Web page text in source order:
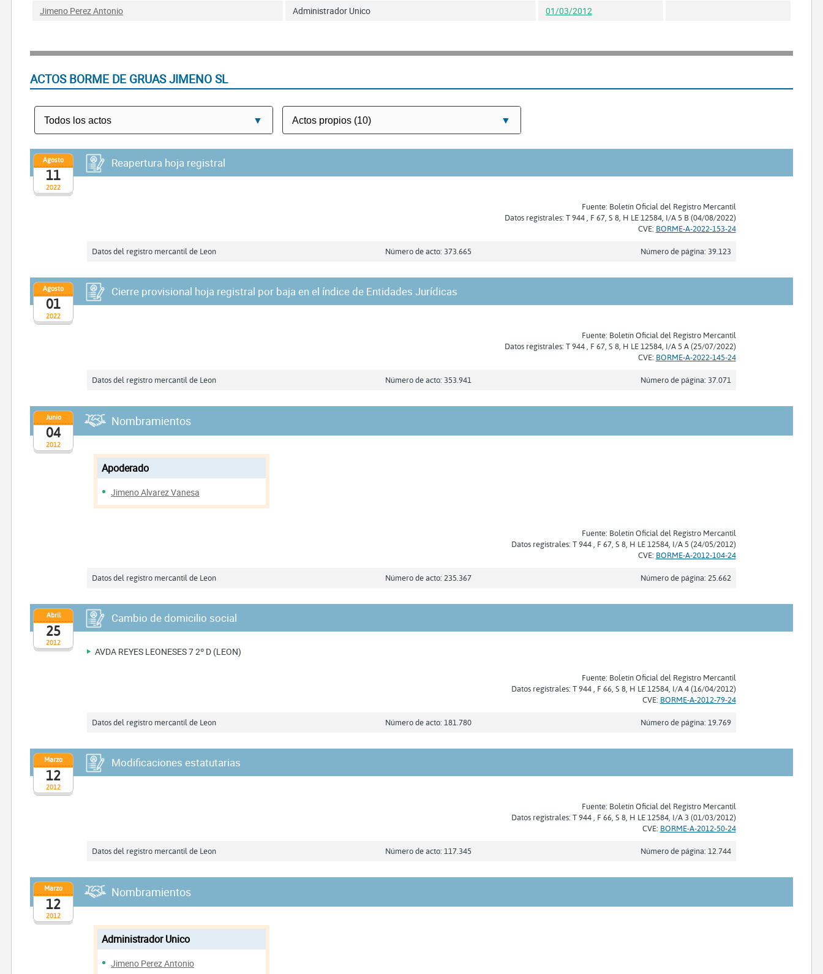
Jimeno Perez Antonio
Administrador Unico 01/03/2012
ACTOS BORME DE GRUAS JIMENO SL
2022
Agosto
11
Reapertura hoja registral
Fuente: Boletín Oficial del Registro Mercantil
Datos registrales: T 944 , F 67, S 8, H LE 12584, I/A 5 B (04/08/2022)
CVE: BORME-A-2022-153-24
Datos del registro mercantil de Leon Número de acto: 373.665 Número de página: 39.123
2022
Agosto
01
Cierre provisional hoja registral por baja en el índice de Entidades Jurídicas
Fuente: Boletín Oficial del Registro Mercantil
Datos registrales: T 944 , F 67, S 8, H LE 12584, I/A 5 A (25/07/2022)
CVE: BORME-A-2022-145-24
Datos del registro mercantil de Leon Número de acto: 353.941 Número de página: 37.071
2012
Junio
04
Nombramientos
Apoderado
Jimeno Alvarez Vanesa
Fuente: Boletín Oficial del Registro Mercantil
Datos registrales: T 944 , F 67, S 8, H LE 12584, I/A 5 (24/05/2012)
CVE: BORME-A-2012-104-24
Datos del registro mercantil de Leon Número de acto: 235.367 Número de página: 25.662
2012
Abril
25
Cambio de domicilio social
AVDA REYES LEONESES 7 2º D (LEON)
Fuente: Boletín Oficial del Registro Mercantil
Datos registrales: T 944 , F 66, S 8, H LE 12584, I/A 4 (16/04/2012)
CVE: BORME-A-2012-79-24
Datos del registro mercantil de Leon Número de acto: 181.780 Número de página: 19.769
2012
Marzo
12
Modificaciones estatutarias
Fuente: Boletín Oficial del Registro Mercantil
Datos registrales: T 944 , F 66, S 8, H LE 12584, I/A 3 (01/03/2012)
CVE: BORME-A-2012-50-24
Datos del registro mercantil de Leon Número de acto: 117.345 Número de página: 12.744
2012
Marzo
12
Nombramientos
Administrador Unico
Jimeno Perez Antonio